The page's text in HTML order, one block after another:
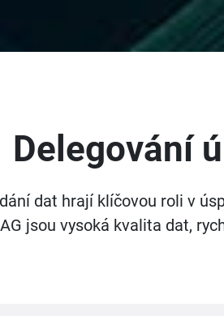
Delegování
dat hrají klíčovou roli v
jsou vysoká kvalita dat,